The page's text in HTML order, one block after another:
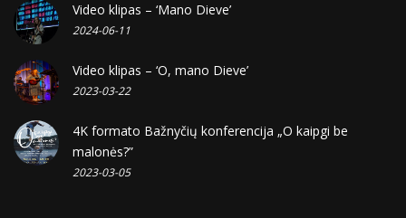
Video klipas – ‘Mano Dieve’
2024-06-11
Video klipas – ‘O, mano Dieve’
2023-03-22
4K formato Bažnyčių konferencija „O kaipgi be
malonės?”
2023-03-05